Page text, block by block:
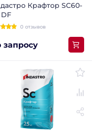
Крафтор SC60-
DF
0 отзывов
запросу